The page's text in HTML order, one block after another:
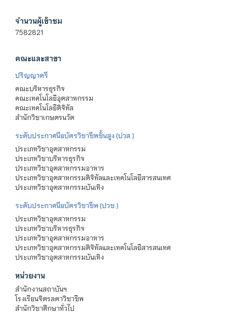
จำนวนผู้เข้าชม
7582821
คณะและสาขา
ปริญญาตรี
คณะบริหารธุรกิจ
คณะเทคโนโลยีอุตสาหกรรม
คณะเทคโนโลยีดิจิทัล
สำนักวิชาเกษตรนวัต
ระดับประกาศนียบัตรวิชาชีพชั้นสูง (ปวส.)
ประเภทวิชาอุตสาหกรรม
ประเภทวิชาบริหารธุรกิจ
ประเภทวิชาอุตสาหกรรมอาหาร
ประเภทวิชาอุตสาหกรรมดิจิทัลและเทคโนโลยีสารสนเทศ
ประเภทวิชาอุตสาหกรรมบันเทิง
ระดับประกาศนียบัตรวิชาชีพ (ปวช.)
ประเภทวิชาอุตสาหกรรม
ประเภทวิชาบริหารธุรกิจ
ประเภทวิชาอุตสาหกรรมอาหาร
ประเภทวิชาอุตสาหกรรมดิจิทัลและเทคโนโลยีสารสนเทศ
ประเภทวิชาอุตสาหกรรมบันเทิง
หน่วยงาน
สำนักงานสถาบันฯ
โรงเรียนจิตรลดาวิชาชีพ
สำนักวิชาศึกษาทั่วไป